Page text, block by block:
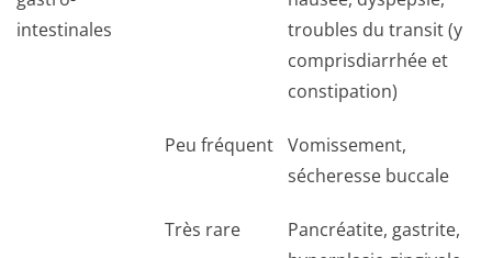
intestinales
troubles du transit (y
comprisdiarrhée et
constipation)
Peu fréquent Vomissement,
sécheresse buccale
Très rare
Pancréatite, gastrite,